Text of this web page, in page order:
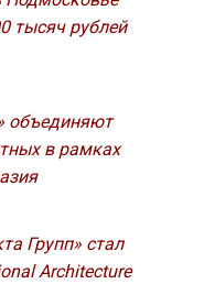
тысяч рублей
объединяют
в рамках
Групп» стал
Architecture